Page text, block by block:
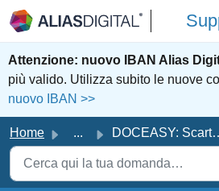
Salta al contenuto principale
Attenzione: nuovo IBAN Alias
più valido. Utilizza subito le nuove
nuovo IBAN >>
Home ... DOCEASY: Scarto SDI con Errore - 00427 - 1.1.4 di 7 cara...